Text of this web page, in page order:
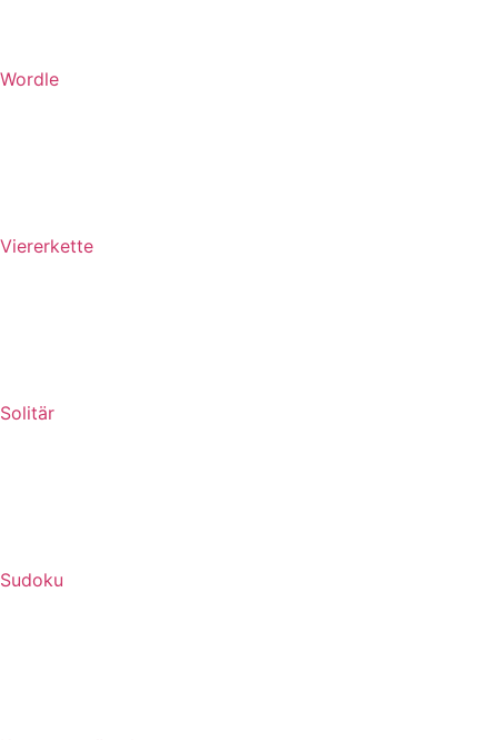
Wordle
Viererkette
Solitär
Sudoku